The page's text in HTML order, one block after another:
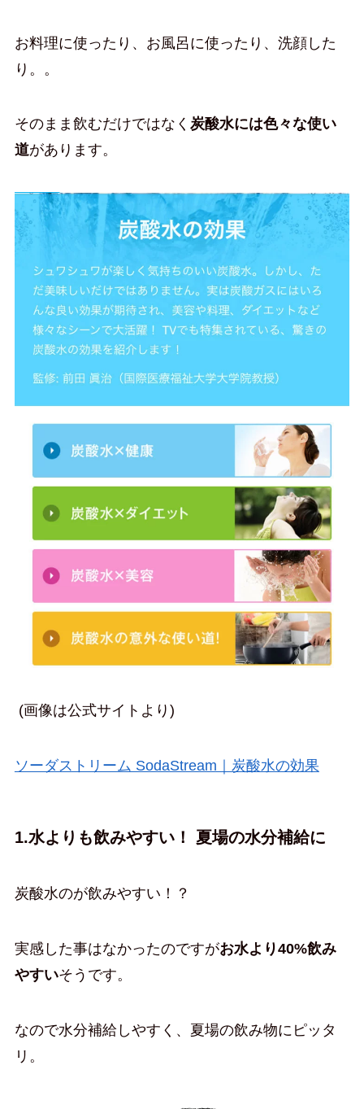
お料理に使ったり、お風呂に使ったり、洗顔した
り。。
そのまま飲むだけではなく 炭酸水には色々な使い
道があります。
(画像は公式サイトより)
ソーダストリーム SodaStream｜炭酸水の効果
1.水よりも飲みやすい！ 夏場の水分補給に
炭酸水のが飲みやすい！？
実感した事はなかったのですがお水より40%飲み
やすいそうです。
なので水分補給しやすく、夏場の飲み物にピッタ
リ。